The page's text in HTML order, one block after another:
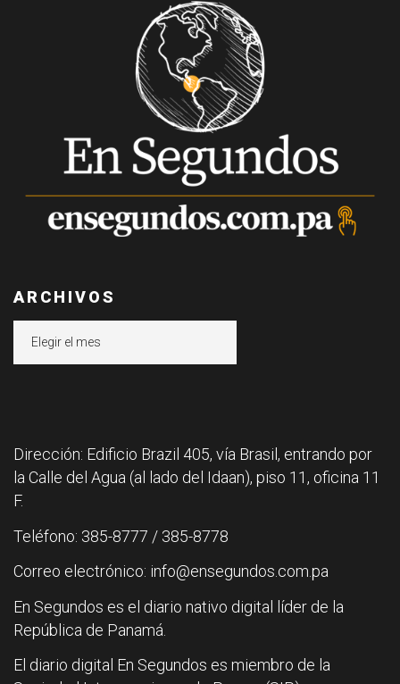
ARCHIVOS
Dirección: Edificio Brazil 405, vía Brasil, entrando por
la Calle del Agua (al lado del Idaan), piso 11, oficina 11
F.
Teléfono: 385-8777 / 385-8778
Correo electrónico: info@ensegundos.com.pa
En Segundos es el diario nativo digital líder de la
República de Panamá.
El diario digital En Segundos es miembro de la